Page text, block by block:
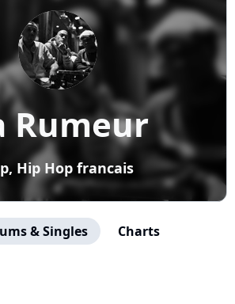
Rumeur
Hip Hop francais
& Singles Charts